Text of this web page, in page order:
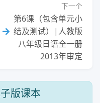
下一个
第6课（包含单元小
结及测试）|人教版
八年级日语全一册
2013年审定
版课本